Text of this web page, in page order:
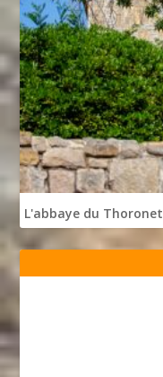
L'abbaye du Thoronet